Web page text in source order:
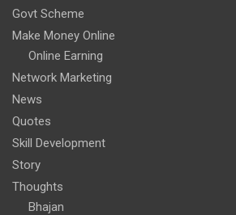
Govt Scheme
Make Money Online
Online Earning
Network Marketing
News
Quotes
Skill Development
Story
Thoughts
Bhajan